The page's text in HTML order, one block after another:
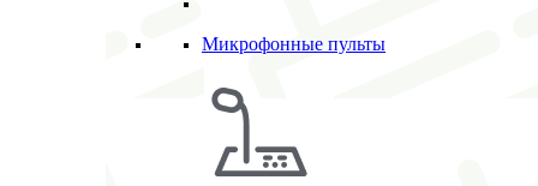
Микрофонные пульты